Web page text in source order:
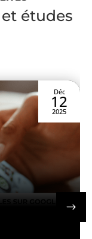
études
Déc
12
2025